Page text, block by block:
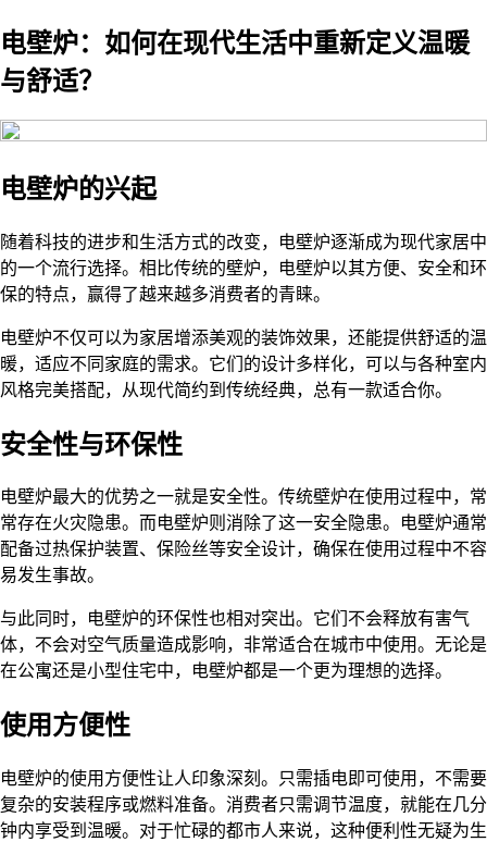
电壁炉：如何在现代生活中重新定义温暖
与舒适？
电壁炉的兴起
随着科技的进步和生活方式的改变，电壁炉逐渐成为现代家居中
的一个流行选择。相比传统的壁炉，电壁炉以其方便、安全和环
保的特点，赢得了越来越多消费者的青睐。
电壁炉不仅可以为家居增添美观的装饰效果，还能提供舒适的温
暖，适应不同家庭的需求。它们的设计多样化，可以与各种室内
风格完美搭配，从现代简约到传统经典，总有一款适合你。
安全性与环保性
电壁炉最大的优势之一就是安全性。传统壁炉在使用过程中，常
常存在火灾隐患。而电壁炉则消除了这一安全隐患。电壁炉通常
配备过热保护装置、保险丝等安全设计，确保在使用过程中不容
易发生事故。
与此同时，电壁炉的环保性也相对突出。它们不会释放有害气
体，不会对空气质量造成影响，非常适合在城市中使用。无论是
在公寓还是小型住宅中，电壁炉都是一个更为理想的选择。
使用方便性
电壁炉的使用方便性让人印象深刻。只需插电即可使用，不需要
复杂的安装程序或燃料准备。消费者只需调节温度，就能在几分
钟内享受到温暖。对于忙碌的都市人来说，这种便利性无疑为生